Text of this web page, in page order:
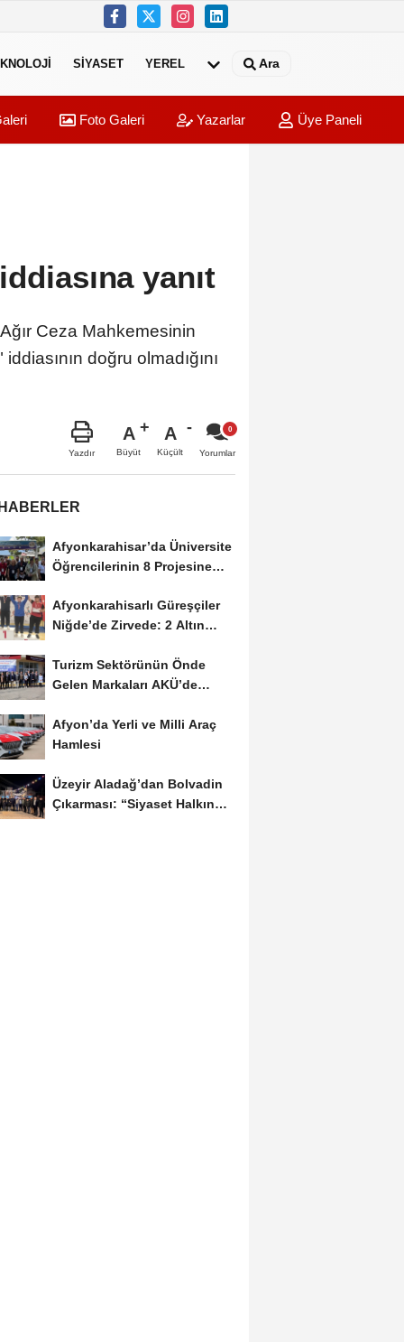
SIYASET YEREL Ara
Foto Galeri Yazarlar Üye Paneli
yanıt
Ceza Mahkemesinin
doğru olmadığını
Yazdır
A
Büyüt
A
Küçült Yorumlar
Afyonkarahisar’da Üniversite
Öğrencilerinin 8 Projesine
Afyonkarahisarlı Güreşçiler
Niğde’de Zirvede: 2 Altın
Turizm Sektörünün Önde
Gelen Markaları AKÜ’de
Afyon’da Yerli ve Milli Araç
Hamlesi
Üzeyir Aladağ’dan Bolvadin
Çıkarması: “Siyaset Halkın